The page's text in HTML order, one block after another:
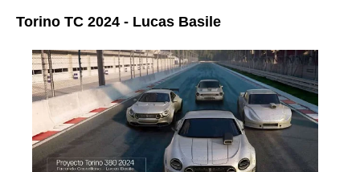
Torino TC 2024 - Lucas Basile